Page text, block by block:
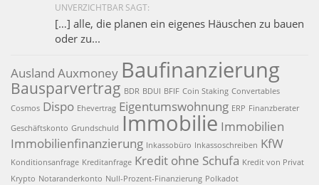
UNVERZICHTBAR SAGT:
[…] alle, die planen ein eigenes Häuschen zu bauen
oder zu...
Ausland Auxmoney Baufinanzierung
Bausparvertrag BDR BDUI BFIF Coin Staking Convertables
Cosmos Dispo Ehevertrag Eigentumswohnung ERP Finanzberater
Geschäftskonto Grundschuld Immobilie Immobilien
Immobilienfinanzierung Inkassobüro Inkassoschreiben KfW
Konditionsanfrage Kreditanfrage Kredit ohne Schufa Kredit von Privat
Krypto Notaranderkonto Null-Prozent-Finanzierung Polkadot